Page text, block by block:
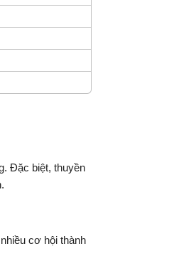
Đặc biệt, thuyền
cơ hội thành